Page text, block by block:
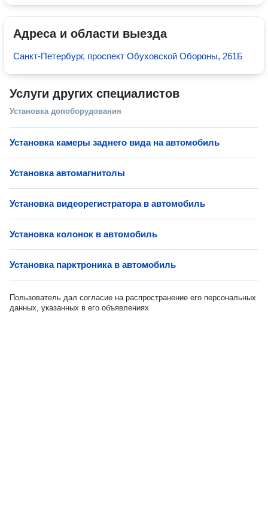
Адреса и области выезда
Санкт-Петербург, проспект Обуховской Обороны, 261Б
Услуги других специалистов
Установка допоборудования
Установка камеры заднего вида на автомобиль
Установка автомагнитолы
Установка видеорегистратора в автомобиль
Установка колонок в автомобиль
Установка парктроника в автомобиль
Пользователь дал согласие на распространение его персональных
данных, указанных в его объявлениях